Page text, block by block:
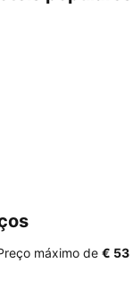
máximo de ‎€ 53